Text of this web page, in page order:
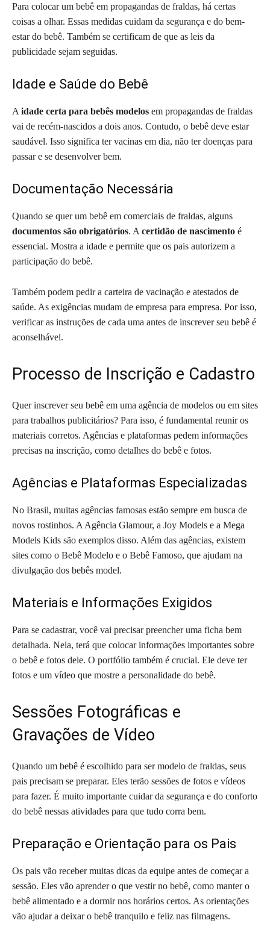
Para colocar um bebê em propagandas de fraldas, há certas
coisas a olhar. Essas medidas cuidam da segurança e do bem-
estar do bebê. Também se certificam de que as leis da
publicidade sejam seguidas.
Idade e Saúde do Bebê
A idade certa para bebês modelos em propagandas de fraldas
vai de recém-nascidos a dois anos. Contudo, o bebê deve estar
saudável. Isso significa ter vacinas em dia, não ter doenças para
passar e se desenvolver bem.
Documentação Necessária
Quando se quer um bebê em comerciais de fraldas, alguns
documentos são obrigatórios. A certidão de nascimento é
essencial. Mostra a idade e permite que os pais autorizem a
participação do bebê.
Também podem pedir a carteira de vacinação e atestados de
saúde. As exigências mudam de empresa para empresa. Por isso,
verificar as instruções de cada uma antes de inscrever seu bebê é
aconselhável.
Processo de Inscrição e Cadastro
Quer inscrever seu bebê em uma agência de modelos ou em sites
para trabalhos publicitários? Para isso, é fundamental reunir os
materiais corretos. Agências e plataformas pedem informações
precisas na inscrição, como detalhes do bebê e fotos.
Agências e Plataformas Especializadas
No Brasil, muitas agências famosas estão sempre em busca de
novos rostinhos. A Agência Glamour, a Joy Models e a Mega
Models Kids são exemplos disso. Além das agências, existem
sites como o Bebê Modelo e o Bebê Famoso, que ajudam na
divulgação dos bebês model.
Materiais e Informações Exigidos
Para se cadastrar, você vai precisar preencher uma ficha bem
detalhada. Nela, terá que colocar informações importantes sobre
o bebê e fotos dele. O portfólio também é crucial. Ele deve ter
fotos e um vídeo que mostre a personalidade do bebê.
Sessões Fotográficas e
Gravações de Vídeo
Quando um bebê é escolhido para ser modelo de fraldas, seus
pais precisam se preparar. Eles terão sessões de fotos e vídeos
para fazer. É muito importante cuidar da segurança e do conforto
do bebê nessas atividades para que tudo corra bem.
Preparação e Orientação para os Pais
Os pais vão receber muitas dicas da equipe antes de começar a
sessão. Eles vão aprender o que vestir no bebê, como manter o
bebê alimentado e a dormir nos horários certos. As orientações
vão ajudar a deixar o bebê tranquilo e feliz nas filmagens.